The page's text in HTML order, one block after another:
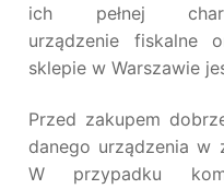
ich pełnej
urządzenie fiskalne
sklepie w Warszawie
Przed zakupem
danego urządzenia w
W przypadku